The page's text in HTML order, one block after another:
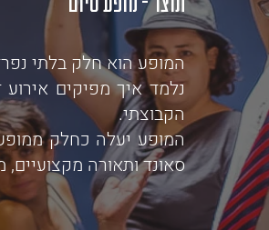
המופע הוא חלק בלתי
נלמד איך מפיקים
הקבוצתי.
המופע יעלה כחלק
סאונד ותאורה מקצועיים, מעל 120